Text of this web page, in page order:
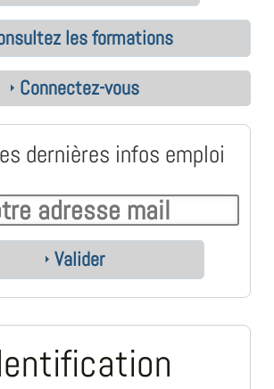
les formations
Connectez-vous
dernières infos emploi
Valider